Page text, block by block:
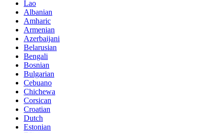
Lao
Albanian
Amharic
Armenian
Azerbaijani
Belarusian
Bengali
Bosnian
Bulgarian
Cebuano
Chichewa
Corsican
Croatian
Dutch
Estonian